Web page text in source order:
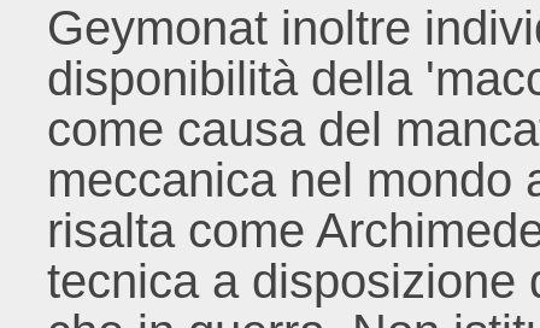
Geymonat inoltre
disponibilità della
come causa del
meccanica nel mondo
risalta come
tecnica a disposizione